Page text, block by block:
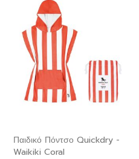
Παιδικό Πόντσο Quickdry -
Waikiki Coral